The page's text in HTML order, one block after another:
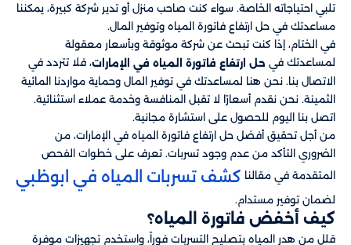
تلبي احتياجاته الخاصة. سواء كنت صاحب منزل أو تدير شركة كبيرة، يمكننا
مساعدتك في حل ارتفاع فاتورة المياه وتوفير المال.
في الختام، إذا كنت تبحث عن شركة موثوقة وبأسعار معقولة
لمساعدتك في حل ارتفاع فاتورة المياه في الإمارات، فلا تتردد في
الاتصال بنا. نحن هنا لمساعدتك في توفير المال وحماية مواردنا المائية
الثمينة. نحن نقدم أسعارًا لا تقبل المنافسة وخدمة عملاء استثنائية.
اتصل بنا اليوم للحصول على استشارة مجانية.
من أجل تحقيق أفضل حل ارتفاع فاتورة المياه في الإمارات، من
الضروري التأكد من عدم وجود تسربات. تعرف على خطوات الفحص
المتقدمة في مقالنا كشف تسربات المياه في ابوظبي
لضمان توفير مستدام.
كيف أخفض فاتورة المياه؟
قلل من هدر المياه بتصليح التسربات فوراً، واستخدم تجهيزات موفرة